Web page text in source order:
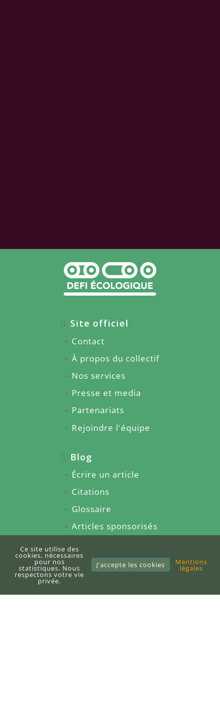
Site officiel
Contact
À propos du collectif
Nos services
Presse et media
Partenariats
Rejoindre l'équipe
Blog
Écrire un article
Citations
Glossaire
Articles sponsorisés
Sitemap
Ce site utilise des
cookies, nécessaires
pour nos
statistiques. Nous
respectons votre vie
privée.
J'accepte les cookies Mentions
légales